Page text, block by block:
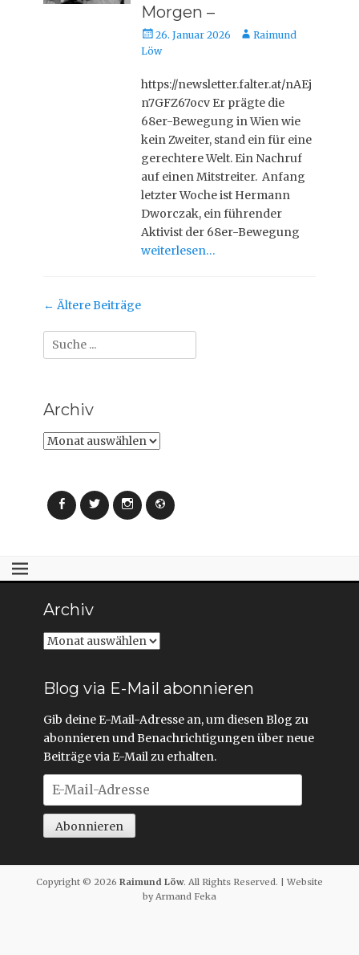
Morgen –
Veröffentlicht
am
26. Januar 2026 AutorRaimund
Löw
https://newsletter.falter.at/nAEj
n7GFZ67ocv Er prägte die
68er-Bewegung in Wien wie
kein Zweiter, stand ein für eine
gerechtere Welt. Ein Nachruf
auf einen Mitstreiter. Anfang
letzter Woche ist Hermann
Dworczak, ein führender
Aktivist der 68er-Bewegung
weiterlesen…
Beitrag-
← Ältere Beiträge
Suche
nach:
Archiv
Archiv
FacebookTwitter InstagramWebseite
Archiv
Archiv
Blog via E-Mail abonnieren
Gib deine E-Mail-Adresse an, um diesen Blog zu
abonnieren und Benachrichtigungen über neue
Beiträge via E-Mail zu erhalten.
E-
Mail-
Adresse
Abonnieren
Copyright © 2026 Raimund Löw. All Rights Reserved. | Website
by Armand Feka